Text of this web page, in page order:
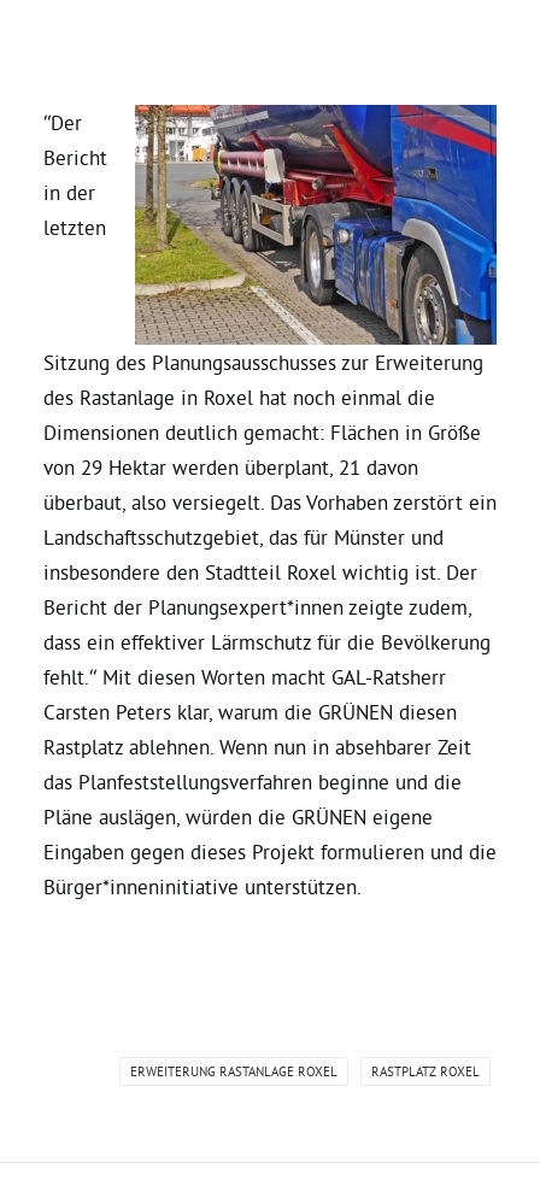
Robin Korte, MdL
Daniel Freund, MdEP
Grüne im Rathaus
Ratsfraktion
Ratsanträge
Fraktionsgeschäftsstelle
Bezirksvertretungen
Aktiv werden
“Der
Bericht
in der
letzten
Sitzung des Planungsausschusses zur Erweiterung
des Rastanlage in Roxel hat noch einmal die
Dimensionen deutlich gemacht: Flächen in Größe
von 29 Hektar werden überplant, 21 davon
überbaut, also versiegelt. Das Vorhaben zerstört ein
Landschaftsschutzgebiet, das für Münster und
insbesondere den Stadtteil Roxel wichtig ist. Der
Bericht der Planungsexpert*innen zeigte zudem,
dass ein effektiver Lärmschutz für die Bevölkerung
fehlt.“ Mit diesen Worten macht GAL-Ratsherr
Carsten Peters klar, warum die GRÜNEN diesen
Rastplatz ablehnen. Wenn nun in absehbarer Zeit
das Planfeststellungsverfahren beginne und die
Pläne auslägen, würden die GRÜNEN eigene
Eingaben gegen dieses Projekt formulieren und die
Bürger*inneninitiative unterstützen.
ERWEITERUNG RASTANLAGE ROXEL RASTPLATZ ROXEL